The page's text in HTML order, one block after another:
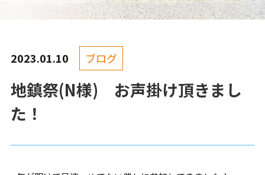
地鎮祭(N様) お声掛け頂きまし
た！
2023.01.10 ブログ